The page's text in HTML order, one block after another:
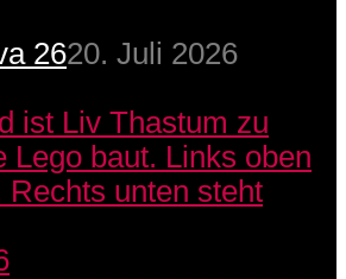
2620. Juli 2026